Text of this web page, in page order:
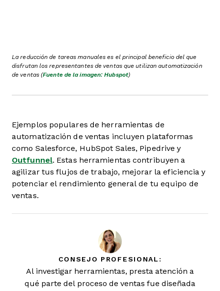
La reducción de tareas manuales es el principal beneficio del que
disfrutan los representantes de ventas que utilizan automatización
de ventas (Fuente de la imagen: Hubspot)
Ejemplos populares de herramientas de
automatización de ventas incluyen plataformas
como Salesforce, HubSpot Sales, Pipedrive y
Outfunnel. Estas herramientas contribuyen a
agilizar tus flujos de trabajo, mejorar la eficiencia y
potenciar el rendimiento general de tu equipo de
ventas.
CONSEJO PROFESIONAL:
Al investigar herramientas, presta atención a
qué parte del proceso de ventas fue diseñada